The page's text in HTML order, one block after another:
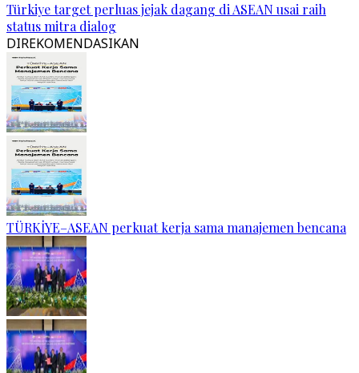
Türkiye target perluas jejak dagang di ASEAN usai raih
status mitra dialog
DIREKOMENDASIKAN
TÜRKİYE–ASEAN perkuat kerja sama manajemen bencana